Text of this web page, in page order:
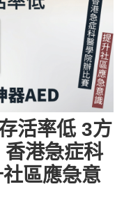
活率低 3方
港急症科
區應急意